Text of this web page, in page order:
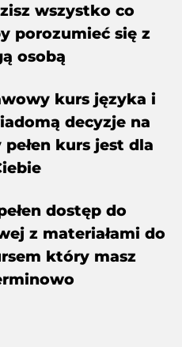
wszystko​ co
porozumieć się z
osobą​
kurs języka i
decyzje na
kurs jest dla
dostęp do
z materiałami do
który masz